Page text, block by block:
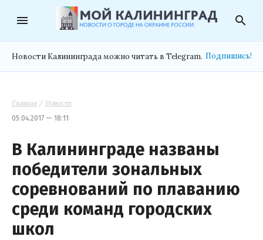
menu search
Новости Калининграда можно читать в Telegram. Подпишись!
Главная / Новости
05.04.2017 — 18:11
В Калининграде названы
победители зональных
соревнований по плаванию
среди команд городских
школ